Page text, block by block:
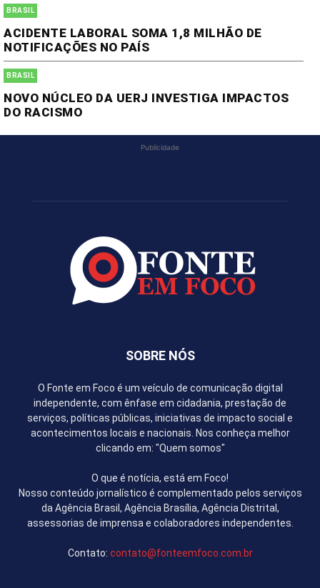
BRASIL
ACIDENTE LABORAL SOMA 1,8 MILHÃO DE
NOTIFICAÇÕES NO PAÍS
BRASIL
NOVO NÚCLEO DA UERJ INVESTIGA IMPACTOS
DO RACISMO
Publicidade
SOBRE NÓS
O Fonte em Foco é um veículo de comunicação digital
independente, com ênfase em cidadania, prestação de
serviços, políticas públicas, iniciativas de impacto social e
acontecimentos locais e nacionais. Nos conheça melhor
clicando em: "Quem somos"
O que é notícia, está em Foco!
Nosso conteúdo jornalístico é complementado pelos serviços
da Agência Brasil, Agência Brasília, Agência Distrital,
assessorias de imprensa e colaboradores independentes.
Contato: contato@fonteemfoco.com.br